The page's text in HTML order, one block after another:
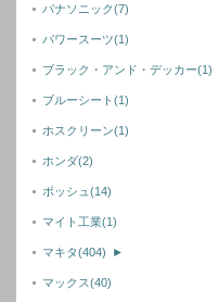
パナソニック(7)
パワースーツ(1)
ブラック・アンド・デッカー(1)
ブルーシート(1)
ホスクリーン(1)
ホンダ(2)
ボッシュ (14)
マイト工業(1)
マキタ(404) ►
マックス(40)